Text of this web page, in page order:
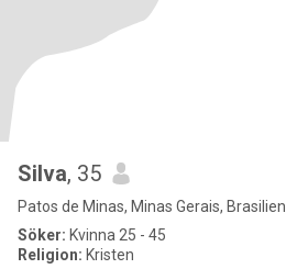
Silva, 35
Patos de Minas, Minas Gerais, Brasilien
Söker: Kvinna 25 - 45
Religion: Kristen